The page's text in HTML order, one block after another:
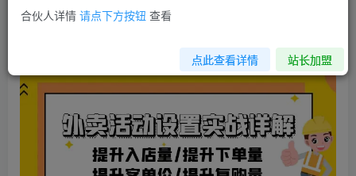
小助手
164 9
合伙人详情 请点下方按钮 查看
点此查看详情 站长加盟